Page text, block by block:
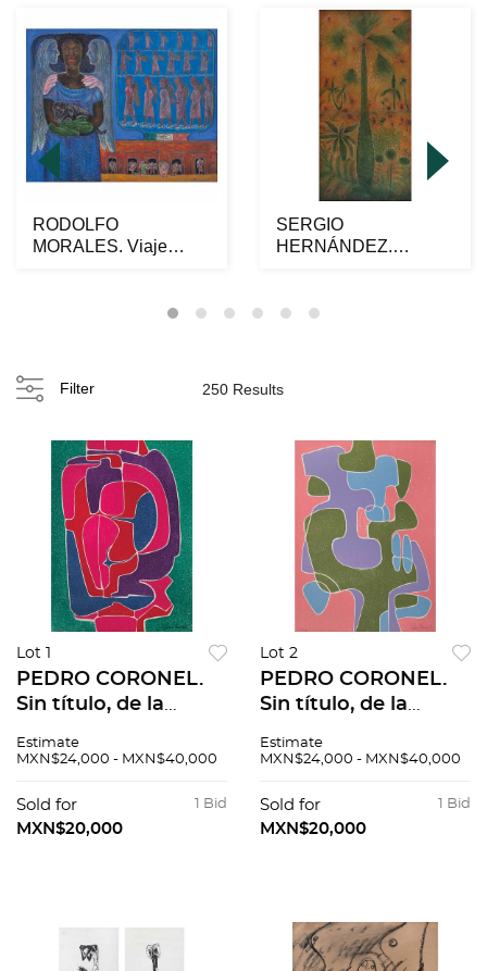
RODOLFO
MORALES. Viaje
SERGIO
HERNÁNDEZ.
Filter 250 Results
Lot 1
PEDRO CORONEL.
Sin título, de la
una manta. Firmada.
XXX. 76 x 56 cm
medidas totales
Estimate
MXN$24,000 - MXN$40,000
1 Bid
Sold for
MXN$20,000
Lot 2
PEDRO CORONEL.
Sin título, de la
una manta. Firmada.
XXX. 76 x 56 cm
medidas totales
Estimate
MXN$24,000 - MXN$40,000
1 Bid
Sold for
MXN$20,000